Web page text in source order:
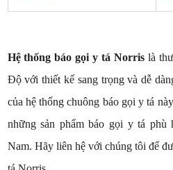
Hệ thống báo gọi y tá Norris là
Độ với thiết kế sang trọng và dễ
của hệ thống chuông báo gọi y tá
những sản phẩm báo gọi y tá
Nam. Hãy liên hệ với chúng tôi để